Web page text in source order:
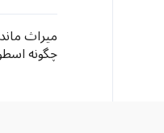
میراث
چگونه